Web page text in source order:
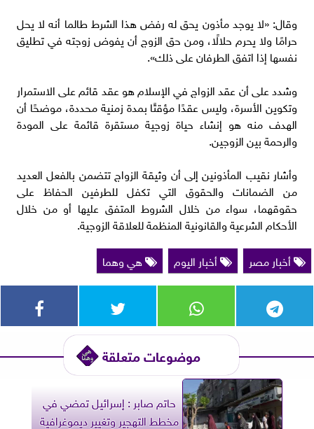
وقال: «لا يوجد مأذون يحق له رفض هذا الشرط طالما أنه لا يحل
حرامًا ولا يحرم حلالًا، ومن حق الزوج أن يفوض زوجته في تطليق
نفسها إذا اتفق الطرفان على ذلك».
وشدد على أن عقد الزواج في الإسلام هو عقد قائم على الاستمرار
وتكوين الأسرة، وليس عقدًا مؤقتًا بمدة زمنية محددة، موضحًا أن
الهدف منه هو إنشاء حياة زوجية مستقرة قائمة على المودة
والرحمة بين الزوجين.
وأشار نقيب المأذونين إلى أن وثيقة الزواج تتضمن بالفعل العديد
من الضمانات والحقوق التي تكفل للطرفين الحفاظ على
حقوقهما، سواء من خلال الشروط المتفق عليها أو من خلال
الأحكام الشرعية والقانونية المنظمة للعلاقة الزوجية.
أخبار مصر
أخبار اليوم هي وهما
موضوعات متعلقة
حاتم صابر : إسرائيل تمضي في
مخطط التهجير وتغيير ديموغرافية